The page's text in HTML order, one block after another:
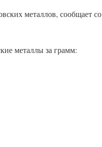
металлов, сообщает со
металлы за грамм: